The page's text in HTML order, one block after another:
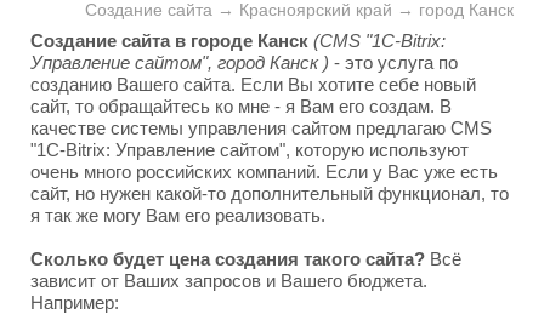
Создание сайта → Красноярский край → город Канск
Создание сайта в городе Канск (CMS "1C-Bitrix:
Управление сайтом", город Канск ) - это услуга по
созданию Вашего сайта. Если Вы хотите себе новый
сайт, то обращайтесь ко мне - я Вам его создам. В
качестве системы управления сайтом предлагаю CMS
"1C-Bitrix: Управление сайтом", которую используют
очень много российских компаний. Если у Вас уже есть
сайт, но нужен какой-то дополнительный функционал, то
я так же могу Вам его реализовать.
Сколько будет цена создания такого сайта? Всё
зависит от Ваших запросов и Вашего бюджета.
Например: